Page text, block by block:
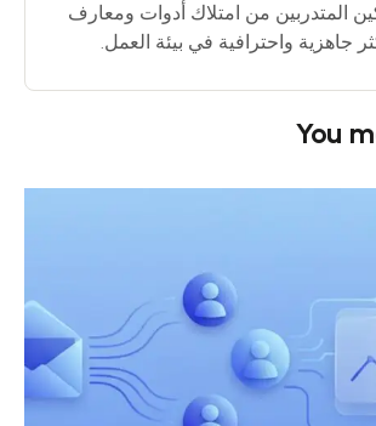
المتدربين من امتلاك أدوات ومعارف
جاهزية واحترافية في بيئة العمل.
You